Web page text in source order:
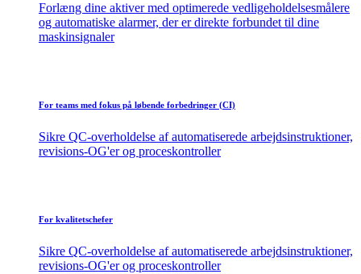
Forlæng dine aktiver med optimerede vedligeholdelsesmålere
og automatiske alarmer, der er direkte forbundet til dine
maskinsignaler
For teams med fokus på løbende forbedringer (CI)
Sikre QC-overholdelse af automatiserede arbejdsinstruktioner,
revisions-OG'er og proceskontroller
For kvalitetschefer
Sikre QC-overholdelse af automatiserede arbejdsinstruktioner,
revisions-OG'er og proceskontroller